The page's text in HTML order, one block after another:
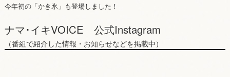
今年初の「かき氷」も登場しました！
ナマ･イキVOICE 公式Instagram
（番組で紹介した情報・お知らせなどを掲載中）